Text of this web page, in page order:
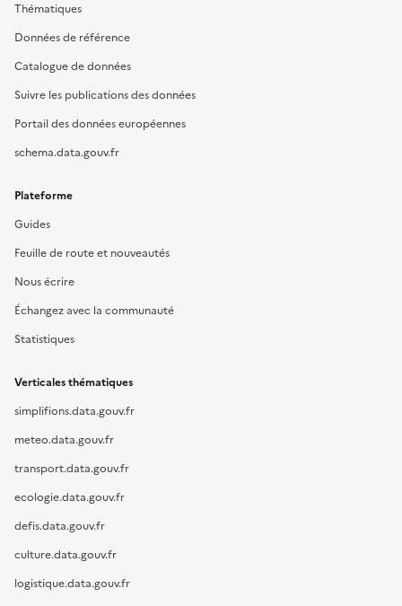
Thématiques
Données de référence
Catalogue de données
Suivre les publications des données
Portail des données européennes
schema.data.gouv.fr
Plateforme
Guides
Feuille de route et nouveautés
Nous écrire
Échangez avec la communauté
Statistiques
Verticales thématiques
simplifions.data.gouv.fr
meteo.data.gouv.fr
transport.data.gouv.fr
ecologie.data.gouv.fr
defis.data.gouv.fr
culture.data.gouv.fr
logistique.data.gouv.fr